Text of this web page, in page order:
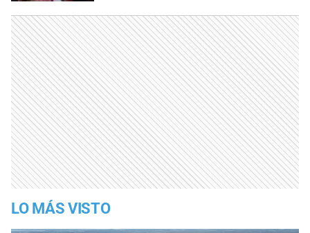
LO MÁS VISTO